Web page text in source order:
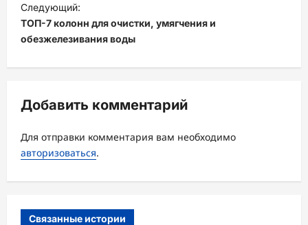
г
а
я
з
а
п
и
Следующий:
ТОП-7 колонн для очистки, умягчения и
обезжелезивания воды
Добавить комментарий
Для отправки комментария вам необходимо
авторизоваться.
Связанные истории